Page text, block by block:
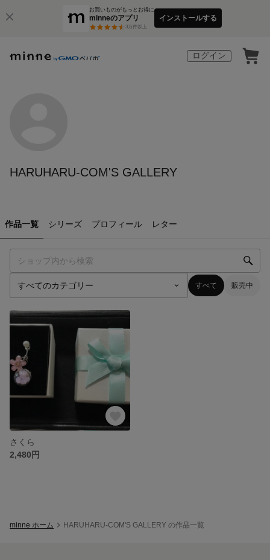
お買いものがもっとお得に
minneのアプリ
3万件以上
インストールする
ログイン
HARUHARU-COM'S GALLERY
作品一覧 シリーズ プロフィール レター
すべて 販売中
さくら
2,480円
minne ホーム HARUHARU-COM'S GALLERY の作品一覧